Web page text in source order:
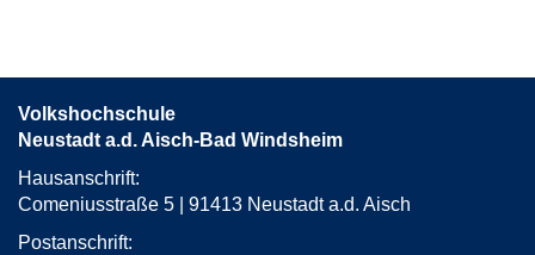
Volkshochschule
Neustadt a.d. Aisch-Bad Windsheim
Hausanschrift:
Comeniusstraße 5 | 91413 Neustadt a.d. Aisch
Postanschrift: